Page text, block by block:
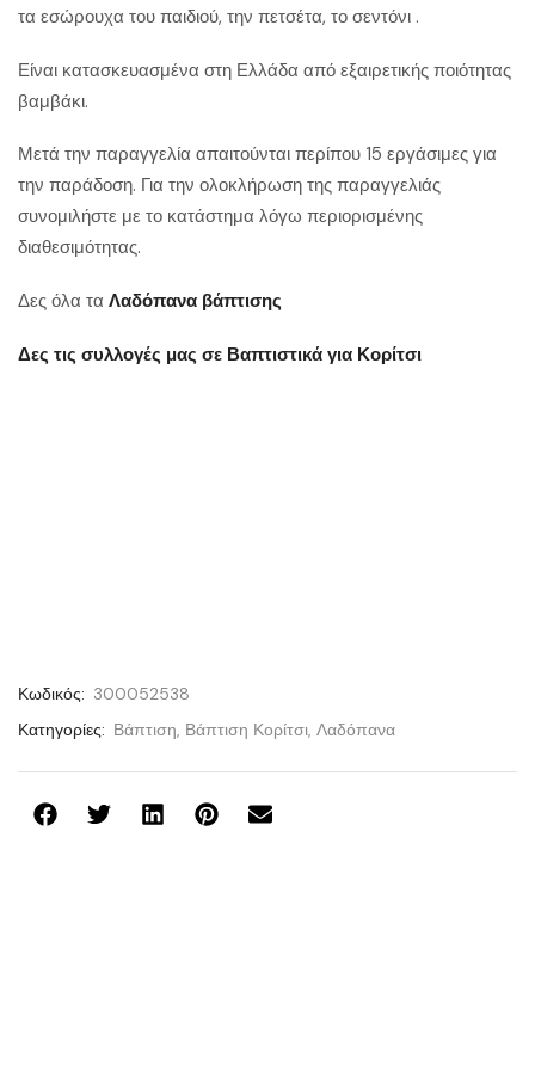
τα εσώρουχα του παιδιού, την πετσέτα, το σεντόνι .
Είναι κατασκευασμένα στη Ελλάδα από εξαιρετικής ποιότητας
βαμβάκι.
Μετά την παραγγελία απαιτούνται περίπου 15 εργάσιμες για
την παράδοση. Για την ολοκλήρωση της παραγγελιάς
συνομιλήστε με το κατάστημα λόγω περιορισμένης
διαθεσιμότητας.
Δες όλα τα Λαδόπανα βάπτισης
Δες τις συλλογές μας σε Βαπτιστικά για Κορίτσι
Κωδικός: 300052538
Κατηγορίες: Βάπτιση Βάπτιση Κορίτσι Λαδόπανα